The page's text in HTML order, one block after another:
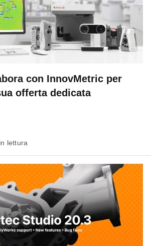
con InnovMetric per
offerta dedicata
lettura